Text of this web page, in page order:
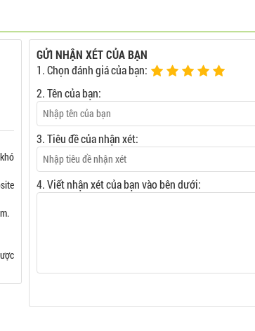
GỬI NHẬN XÉT CỦA BẠN
1. Chọn đánh giá của bạn:
2. Tên của bạn:
3. Tiêu đề của nhận xét:
4. Viết nhận xét của bạn vào bên dưới: